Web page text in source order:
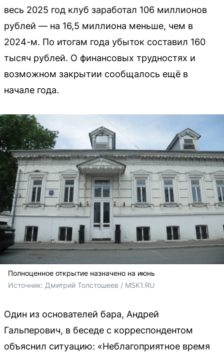
весь 2025 год клуб заработал 106 миллионов
рублей — на 16,5 миллиона меньше, чем в
2024-м. По итогам года убыток составил 160
тысяч рублей. О финансовых трудностях и
возможном закрытии сообщалось ещё в
начале года.
Полноценное открытие назначено на июнь
Источник: Дмитрий Толстошеев / MSK1.RU
Один из основателей бара, Андрей
Гальперович, в беседе с корреспондентом
объяснил ситуацию: «Неблагоприятное время